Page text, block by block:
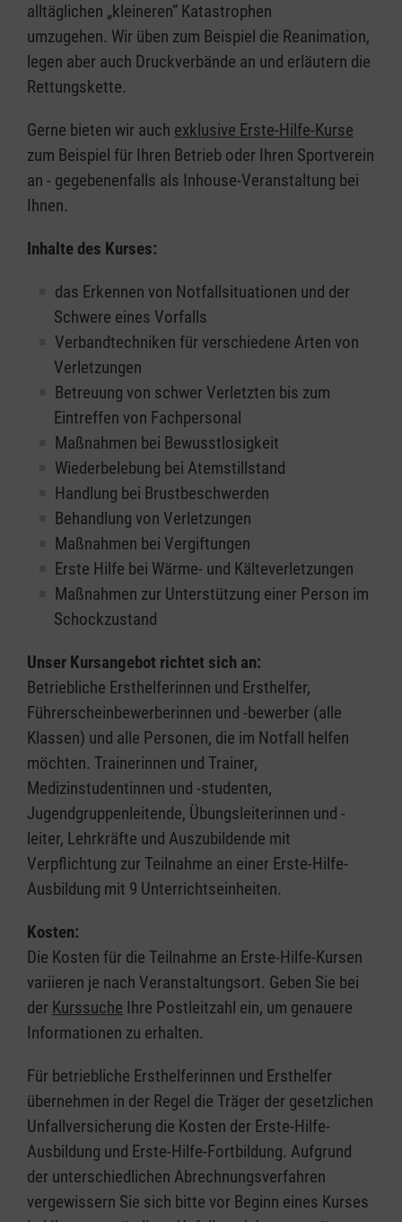
alltäglichen „kleineren” Katastrophen
umzugehen. Wir üben zum Beispiel die Reanimation,
legen aber auch Druckverbände an und erläutern die
Rettungskette.
Gerne bieten wir auch exklusive Erste-Hilfe-Kurse
zum Beispiel für Ihren Betrieb oder Ihren Sportverein
an - gegebenenfalls als Inhouse-Veranstaltung bei
Ihnen.
Inhalte des Kurses:
das Erkennen von Notfallsituationen und der
Schwere eines Vorfalls
Verbandtechniken für verschiedene Arten von
Verletzungen
Betreuung von schwer Verletzten bis zum
Eintreffen von Fachpersonal
Maßnahmen bei Bewusstlosigkeit
Wiederbelebung bei Atemstillstand
Handlung bei Brustbeschwerden
Behandlung von Verletzungen
Maßnahmen bei Vergiftungen
Erste Hilfe bei Wärme- und Kälteverletzungen
Maßnahmen zur Unterstützung einer Person im
Schockzustand
Unser Kursangebot richtet sich an:
Betriebliche Ersthelferinnen und Ersthelfer,
Führerscheinbewerberinnen und -bewerber (alle
Klassen) und alle Personen, die im Notfall helfen
möchten. Trainerinnen und Trainer,
Medizinstudentinnen und -studenten,
Jugendgruppenleitende, Übungsleiterinnen und -
leiter, Lehrkräfte und Auszubildende mit
Verpflichtung zur Teilnahme an einer Erste-Hilfe-
Ausbildung mit 9 Unterrichtseinheiten.
Kosten:
Die Kosten für die Teilnahme an Erste-Hilfe-Kursen
variieren je nach Veranstaltungsort. Geben Sie bei
der Kurssuche Ihre Postleitzahl ein, um genauere
Informationen zu erhalten.
Für betriebliche Ersthelferinnen und Ersthelfer
übernehmen in der Regel die Träger der gesetzlichen
Unfallversicherung die Kosten der Erste-Hilfe-
Ausbildung und Erste-Hilfe-Fortbildung. Aufgrund
der unterschiedlichen Abrechnungsverfahren
vergewissern Sie sich bitte vor Beginn eines Kurses